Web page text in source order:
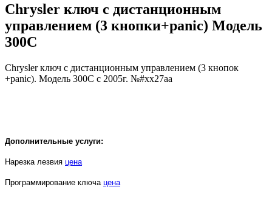
Chrysler ключ с дистанционным
управлением (3 кнопки+panic) Модель
300С
Chrysler ключ с дистанционным управлением (3 кнопок
+panic). Модель 300C c 2005г. №#xx27aa
Дополнительные услуги:
Нарезка лезвия цена
Программирование ключа цена